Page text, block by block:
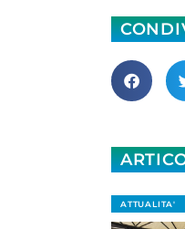
ATTUALITA'